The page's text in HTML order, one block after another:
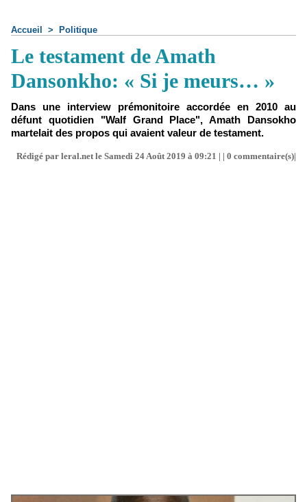
Accueil > Politique
Le testament de Amath
Dansonkho: « Si je meurs… »
Dans une interview prémonitoire accordée en 2010 au
défunt quotidien "Walf Grand Place", Amath Dansokho
martelait des propos qui avaient valeur de testament.
Rédigé par leral.net le Samedi 24 Août 2019 à 09:21 | | 0 commentaire(s)|